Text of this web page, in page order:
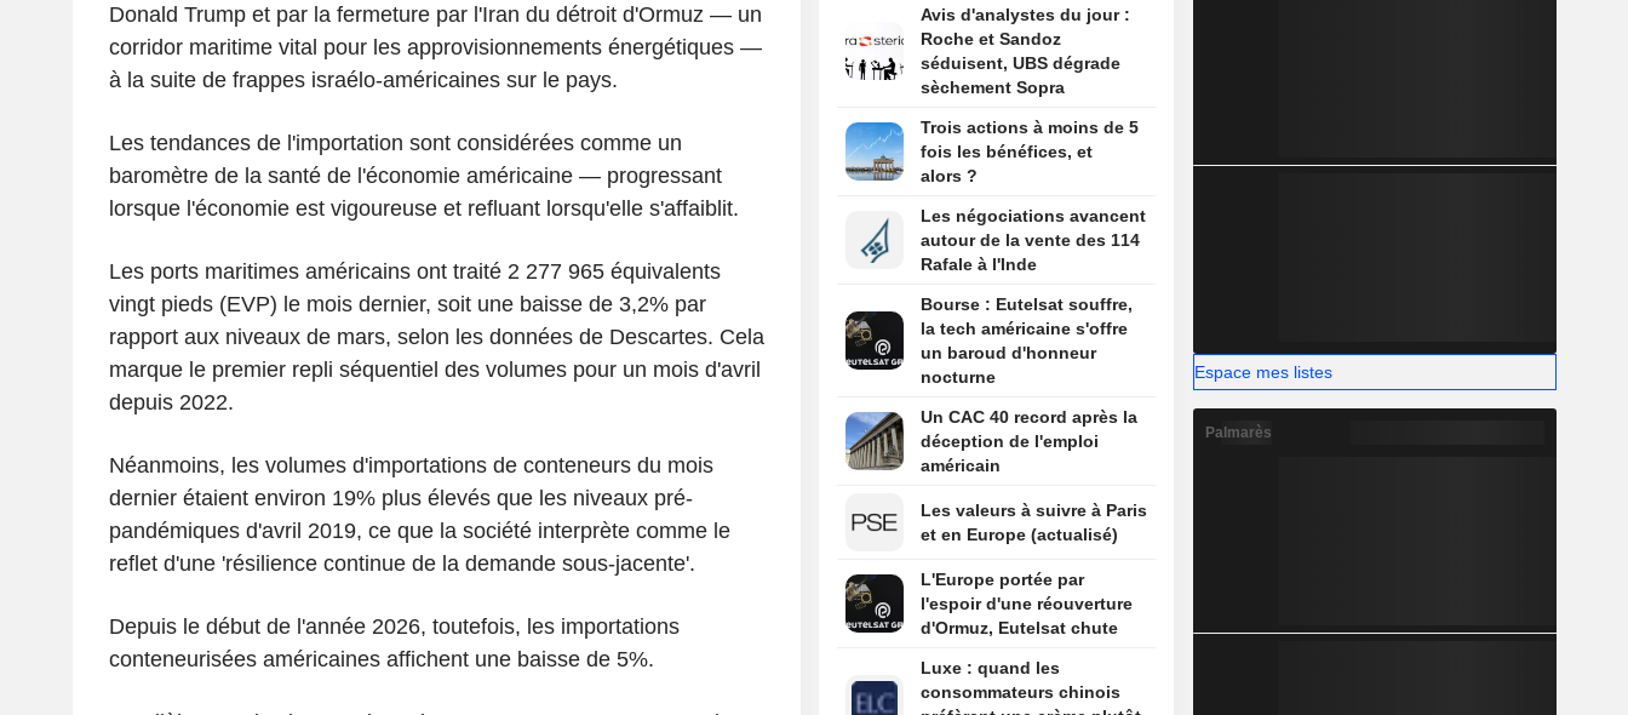
Donald Trump et par la fermeture par l'Iran du détroit d'Ormuz — un
corridor maritime vital pour les approvisionnements énergétiques —
à la suite de frappes israélo-américaines sur le pays.
Les tendances de l'importation sont considérées comme un
baromètre de la santé de l'économie américaine — progressant
lorsque l'économie est vigoureuse et refluant lorsqu'elle s'affaiblit.
Les ports maritimes américains ont traité 2 277 965 équivalents
vingt pieds (EVP) le mois dernier, soit une baisse de 3,2% par
rapport aux niveaux de mars, selon les données de Descartes. Cela
marque le premier repli séquentiel des volumes pour un mois d'avril
depuis 2022.
Néanmoins, les volumes d'importations de conteneurs du mois
dernier étaient environ 19% plus élevés que les niveaux pré-
pandémiques d'avril 2019, ce que la société interprète comme le
reflet d'une 'résilience continue de la demande sous-jacente'.
Depuis le début de l'année 2026, toutefois, les importations
conteneurisées américaines affichent une baisse de 5%.
Avis d'analystes du jour :
Roche et Sandoz
séduisent, UBS dégrade
sèchement Sopra
Trois actions à moins de 5
fois les bénéfices, et
alors ?
Les négociations avancent
autour de la vente des 114
Rafale à l'Inde
Bourse : Eutelsat souffre,
la tech américaine s'offre
un baroud d'honneur
nocturne
Un CAC 40 record après la
déception de l'emploi
américain
Les valeurs à suivre à Paris
et en Europe (actualisé)
L'Europe portée par
l'espoir d'une réouverture
d'Ormuz, Eutelsat chute
Luxe : quand les
consommateurs chinois
Espace mes listes
Palmarès